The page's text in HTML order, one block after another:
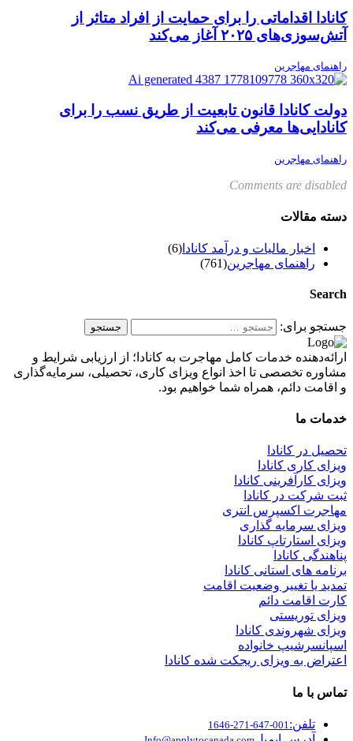
کانادا اقداماتی را برای حمایت از افراد متاثر از
آتش‌سوزی‌های ۲۰۲۵ آغاز می‌کند
راهنمای مهاجرین
دولت کانادا قانون تابعیت از طریق نسب را برای
کانادایی‌ها معرفی می‌کند
راهنمای مهاجرین
Comments are disabled
دسته مقالات
اخبار مالیات و درآمد کانادا (6)
راهنمای مهاجرین(761)
Search
جستجو برای:
ارائه‌دهنده خدمات کامل مهاجرت به کانادا؛ از ارزیابی شرایط و
مشاوره تخصصی تا اخذ انواع ویزای کاری، تحصیلی، سرمایه‌گذاری
و اقامت دائم، همراه شما خواهیم بود.
خدمات ما
تحصیل در کانادا
ویزای کاری کانادا
ویزای کارآفرینی کانادا
ثبت شرکت در کانادا
مهاجرت اکسپرس انتری
ویزای سرمایه گذاری
ویزای استارتاپ کانادا
پناهندگی کانادا
برنامه های استانی کانادا
تمدید یا تغییر وضعیت اقامت
کارت اقامت دائم
ویزای توریستی
ویزای شهروندی کانادا
اسپانسرشیپ خانواده
اعتراض به ویزای ریجکت شده کانادا
تماس با ما
تلفن: 001-647-271-1646